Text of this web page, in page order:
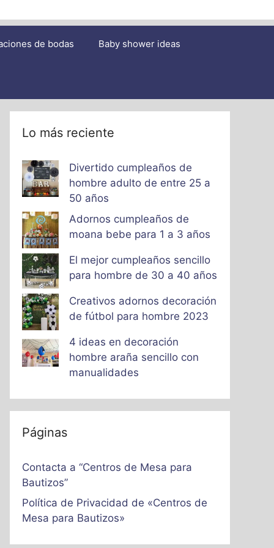
de bodas Baby shower ideas
Lo más reciente
Divertido cumpleaños de
hombre adulto de entre 25 a
50 años
Adornos cumpleaños de
moana bebe para 1 a 3 años
El mejor cumpleaños sencillo
para hombre de 30 a 40 años
Creativos adornos decoración
de fútbol para hombre 2023
4 ideas en decoración
hombre araña sencillo con
manualidades
Páginas
Contacta a “Centros de Mesa para
Bautizos”
Política de Privacidad de «Centros de
Mesa para Bautizos»